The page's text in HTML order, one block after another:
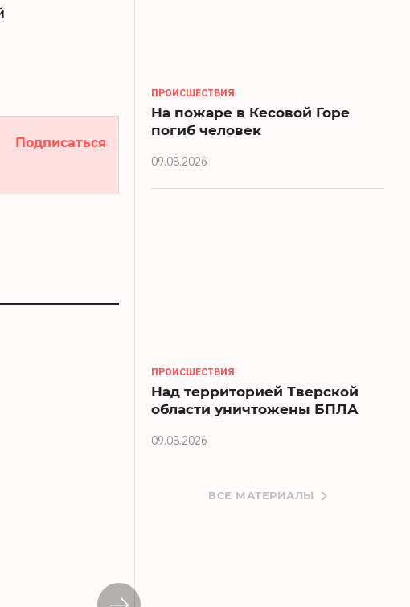
Подписаться
ПРОИСШЕСТВИЯ
На пожаре в Кесовой Горе
погиб человек
09.08.2026
ПРОИСШЕСТВИЯ
Над территорией Тверской
области уничтожены БПЛА
09.08.2026
ВСЕ МАТЕРИАЛЫ